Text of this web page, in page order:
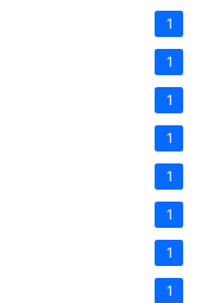
1
1
1
1
1
1
1
1